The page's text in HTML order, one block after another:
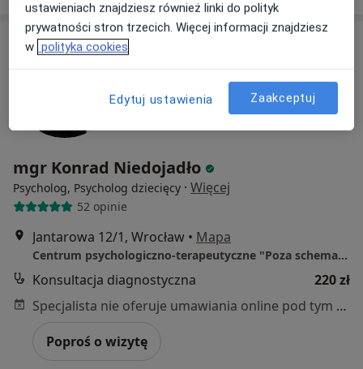
mgr Konrad Niedojadło
Psycholog, Psycholog dziecięcy · Więcej
52 opinie
Jantarowa 12/1, Wrocław • Mapa
Centrum psychologiczno-terapeutyczne "Poza schematem"
Konsultacja diagnostyczna
220 zł
Specjalista nie oferuje umawiania online pod tym adresem.
Poproś o wizytę
ustawieniach znajdziesz również linki do polityk
prywatności stron trzecich. Więcej informacji znajdziesz
w polityka cookies
Edytuj ustawienia Zaakceptuj